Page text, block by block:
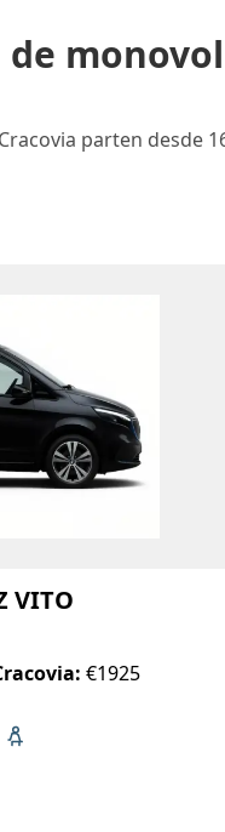
de
parten desde
VITO
€1925
6
equipaje: 6
gratuito
Asiento infantil